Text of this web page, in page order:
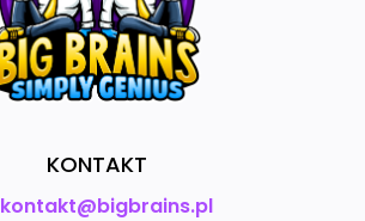
KONTAKT
kontakt@bigbrains.pl